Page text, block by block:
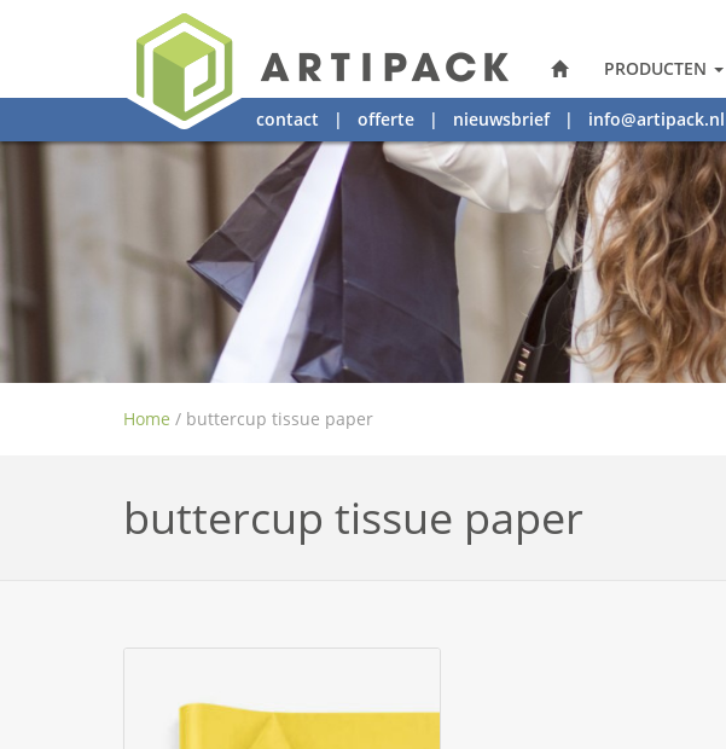
PRODUCTEN
contact | offerte | nieuwsbrief| info@artipack.nl
Home / buttercup tissue paper
buttercup tissue paper